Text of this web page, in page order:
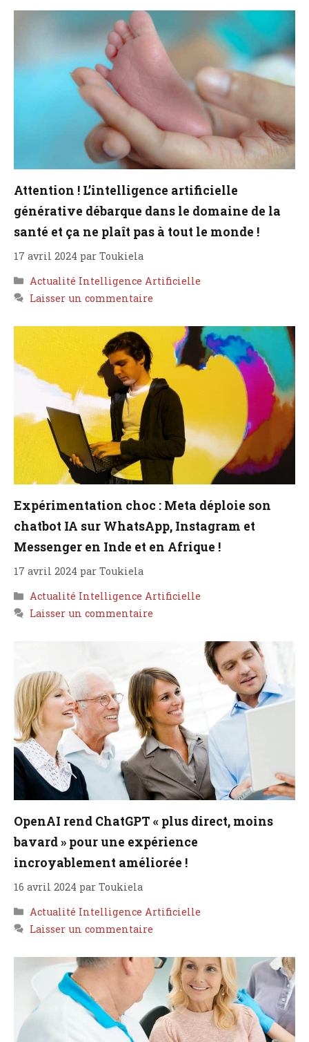
Attention ! L’intelligence artificielle
générative débarque dans le domaine de la
santé et ça ne plaît pas à tout le monde !
17 avril 2024 par Toukiela
Catégories
Actualité Intelligence Artificielle
Laisser un commentaire
Expérimentation choc : Meta déploie son
chatbot IA sur WhatsApp, Instagram et
Messenger en Inde et en Afrique !
17 avril 2024 par Toukiela
Catégories
Actualité Intelligence Artificielle
Laisser un commentaire
OpenAI rend ChatGPT « plus direct, moins
bavard » pour une expérience
incroyablement améliorée !
16 avril 2024 par Toukiela
Catégories
Actualité Intelligence Artificielle
Laisser un commentaire